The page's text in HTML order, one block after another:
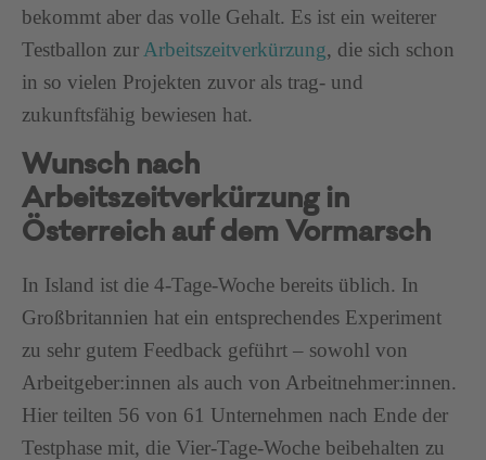
bekommt aber das volle Gehalt. Es ist ein weiterer
Testballon zur Arbeitszeitverkürzung, die sich schon
in so vielen Projekten zuvor als trag- und
zukunftsfähig bewiesen hat.
Wunsch nach
Arbeitszeitverkürzung in
Österreich auf dem Vormarsch
In Island ist die 4-Tage-Woche bereits üblich. In
Großbritannien hat ein entsprechendes Experiment
zu sehr gutem Feedback geführt ­– sowohl von
Arbeitgeber:innen als auch von Arbeitnehmer:innen.
Hier teilten 56 von 61 Unternehmen nach Ende der
Testphase mit, die Vier-Tage-Woche beibehalten zu